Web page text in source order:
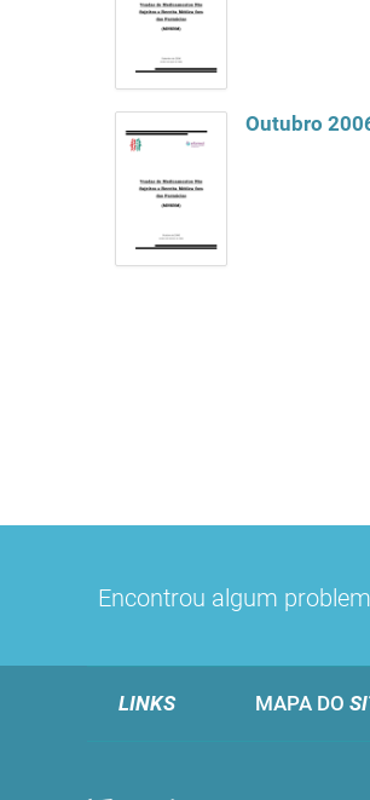
Outubro
Encontrou algum
LINKS MAPA DO